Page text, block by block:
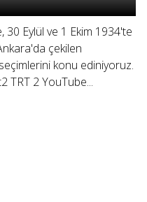
Eylül ve 1 Ekim 1934'te
çekilen
konu ediniyoruz.
TRT 2 YouTube...